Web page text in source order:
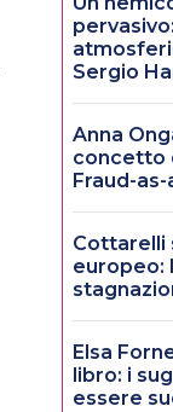
Sergio
Anna
concetto
Fraud-
Cottarelli
europeo:
Elsa
libro: i
essere